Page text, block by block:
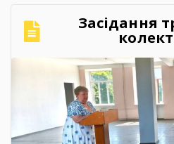
відволіктися від
Засідання